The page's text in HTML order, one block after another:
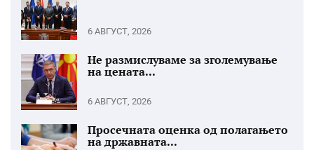
6 АВГУСТ, 2026
Не размислуваме за зголемување
на цената...
6 АВГУСТ, 2026
Просечната оценка од полагањето
на државната...